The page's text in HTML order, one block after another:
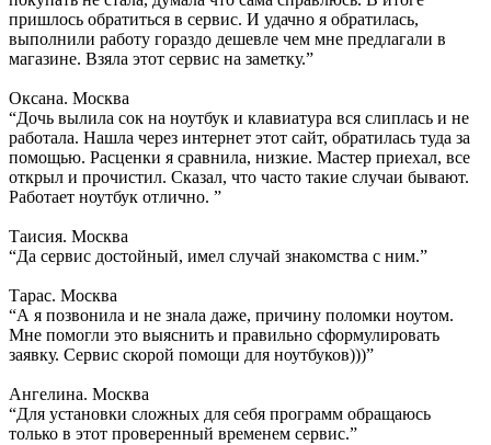
пришлось обратиться в сервис. И удачно я обратилась,
выполнили работу гораздо дешевле чем мне предлагали в
магазине. Взяла этот сервис на заметку.”
Оксана. Москва
“Дочь вылила сок на ноутбук и клавиатура вся слиплась и не
работала. Нашла через интернет этот сайт, обратилась туда за
помощью. Расценки я сравнила, низкие. Мастер приехал, все
открыл и прочистил. Сказал, что часто такие случаи бывают.
Работает ноутбук отлично. ”
Таисия. Москва
“Да сервис достойный, имел случай знакомства с ним.”
Тарас. Москва
“А я позвонила и не знала даже, причину поломки ноутом.
Мне помогли это выяснить и правильно сформулировать
заявку. Сервис скорой помощи для ноутбуков)))”
Ангелина. Москва
“Для установки сложных для себя программ обращаюсь
только в этот проверенный временем сервис.”